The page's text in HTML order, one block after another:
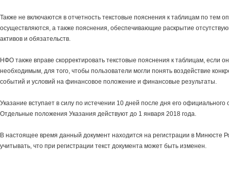
Также не включаются в отчетность текстовые пояснения к таблицам по тем
осуществляются, а также пояснения, обеспечивающие раскрытие
активов и обязательств.
НФО также вправе скорректировать текстовые пояснения к таблицам, если
необходимым, для того, чтобы пользователи могли понять воздействие
событий и условий на финансовое положение и финансовые результаты.
Указание вступает в силу по истечении 10 дней после дня его официального
Отдельные положения Указания действуют до 1 января 2018 года.
В настоящее время данный документ находится на регистрации в Минюсте
учитывать, что при регистрации текст документа может быть изменен.